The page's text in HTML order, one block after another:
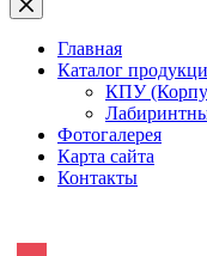
Главная
Каталог
КПУ
Фотогалерея
Карта сайта
Контакты